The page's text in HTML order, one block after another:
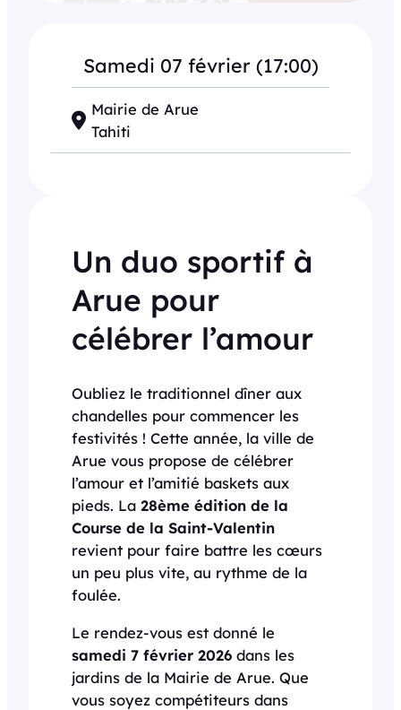
Un duo sportif à
Arue pour
célébrer l’amour
Oubliez le traditionnel dîner aux
chandelles pour commencer les
festivités ! Cette année, la ville de
Arue vous propose de célébrer
l’amour et l’amitié baskets aux
pieds. La 28ème édition de la
Course de la Saint-Valentin
revient pour faire battre les cœurs
un peu plus vite, au rythme de la
foulée.
Le rendez-vous est donné le
samedi 7 février 2026 dans les
jardins de la Mairie de Arue. Que
vous soyez compétiteurs dans
Samedi 07 février (17:00)
Mairie de Arue
Tahiti